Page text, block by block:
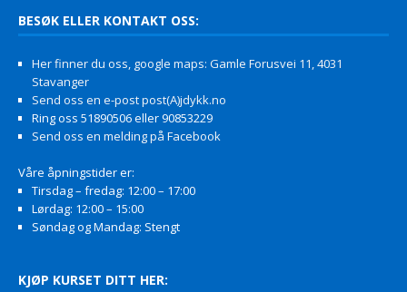
BESØK ELLER KONTAKT OSS:
Her finner du oss, google maps: Gamle Forusvei 11, 4031
Stavanger
Send oss en e-post post(A)jdykk.no
Ring oss 51890506 eller 90853229
Send oss en melding på Facebook
Våre åpningstider er:
Tirsdag – fredag: 12:00 – 17:00
Lørdag: 12:00 – 15:00
Søndag og Mandag: Stengt
KJØP KURSET DITT HER: